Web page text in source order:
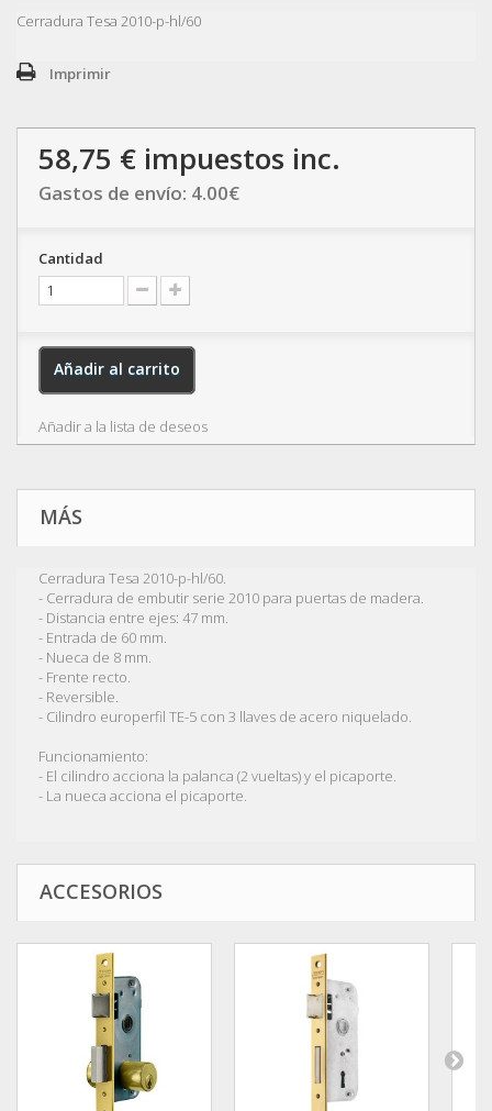
Cerradura Tesa 2010-p-hl/60
Imprimir
58,75 € impuestos inc.
Gastos de envío: 4.00€
Cantidad
Añadir al carrito
Añadir a la lista de deseos
MÁS
Cerradura Tesa 2010-p-hl/60.
- Cerradura de embutir serie 2010 para puertas de madera.
- Distancia entre ejes: 47 mm.
- Entrada de 60 mm.
- Nueca de 8 mm.
- Frente recto.
- Reversible.
- Cilindro europerfil TE-5 con 3 llaves de acero niquelado.
Funcionamiento:
- El cilindro acciona la palanca (2 vueltas) y el picaporte.
- La nueca acciona el picaporte.
ACCESORIOS